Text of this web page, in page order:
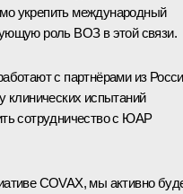
укрепить международный
роль ВОЗ в этой связи.
с партнёрами из
клинических испытаний
сотрудничество с ЮАР
COVAX, мы активно